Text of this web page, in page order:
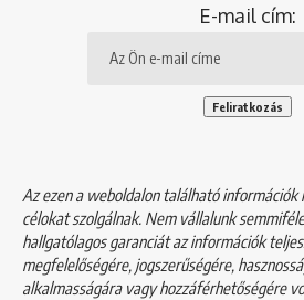
E-mail cím:
Az ezen a weboldalon található
célokat szolgálnak. Nem vállalunk
hallgatólagos garanciát az információk
megfelelőségére, jogszerűségére,
alkalmasságára vagy hozzáférhetőségére